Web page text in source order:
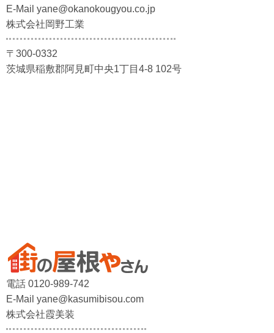
E-Mail yane@okanokougyou.co.jp
株式会社岡野工業
〒300-0332
茨城県稲敷郡阿見町中央1丁目4-8 102号
電話 0120-989-742
E-Mail yane@kasumibisou.com
株式会社霞美装